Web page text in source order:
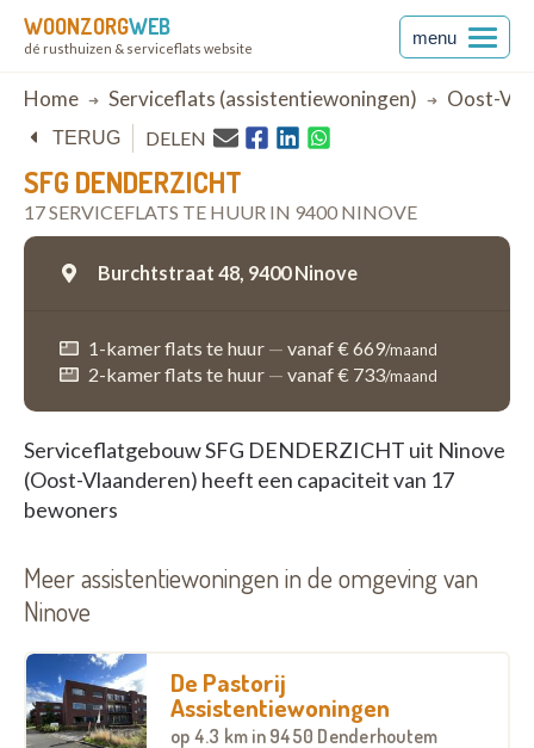
WOONZORGWEB
dé rusthuizen & serviceflats website
menu
Breadcrumb
Home Serviceflats (assistentiewoningen) Oost-
SFG DENDERZICHT
17 SERVICEFLATS TE HUUR IN 9400 NINOVE
TERUG DELEN
Burchtstraat 48, 9400 Ninove
1-kamer flats te huur — vanaf € 669/maand
2-kamer flats te huur — vanaf € 733/maand
Serviceflatgebouw SFG DENDERZICHT uit Ninove
(Oost-Vlaanderen) heeft een capaciteit van 17
bewoners
Meer assistentiewoningen in de omgeving van
Ninove
De Pastorij
Assistentiewoningen
op 4.3 km in 9450 Denderhoutem